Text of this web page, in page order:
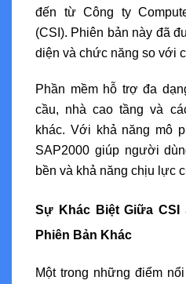
đến từ Công ty
(CSI). Phiên bản này đã
diện và chức năng so với
Phần mềm hỗ trợ đa
cầu, nhà cao tầng và
khác. Với khả năng mô
SAP2000 giúp người
bền và khả năng chịu lực
Sự Khác Biệt Giữa CSI
Phiên Bản Khác
Một trong những điểm